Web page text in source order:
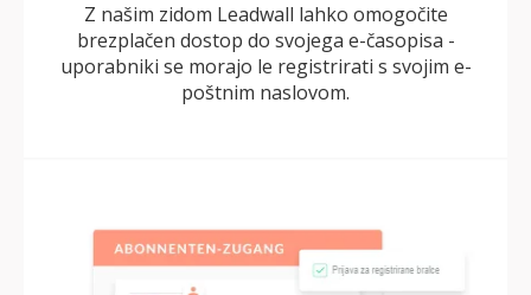
Z našim zidom Leadwall lahko omogočite
brezplačen dostop do svojega e-časopisa -
uporabniki se morajo le registrirati s svojim e-
poštnim naslovom.